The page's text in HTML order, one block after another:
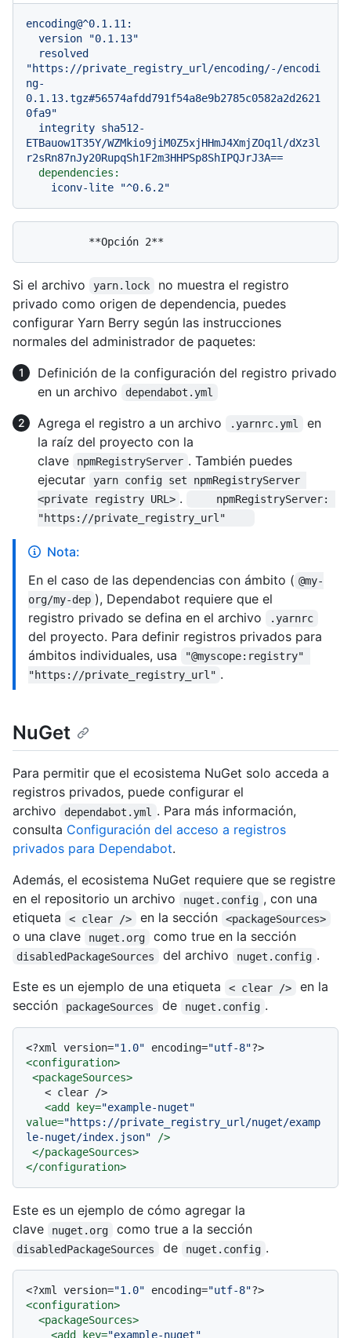
encoding@^0.1.11:
version
"0.1.13"
resolved
"https://private_registry_url/encoding/-/encodi
ng-
0.1.13.tgz#56574afdd791f54a8e9b2785c0582a2d2621
0fa9"
integrity sha512-
ETBauow1T35Y/WZMkio9jiM0Z5xjHHmJ4XmjZOq1l/dXz3l
r2sRn87nJy20RupqSh1F2m3HHPSp8ShIPQJrJ3A==
dependencies:
iconv-lite
"^0.6.2"
Si el archivo yarn.lock
no muestra el registro
privado como origen de dependencia, puedes
configurar Yarn Berry según las instrucciones
normales del administrador de paquetes:
Definición de la configuración del registro privado
en un archivo
dependabot.yml
Agrega el registro a un archivo .yarnrc.yml
en
la raíz del proyecto con la
clave
npmRegistryServer . También puedes
ejecutar
yarn config set npmRegistryServer
<private registry URL> .
    npmRegistryServer:
"https://private_registry_url"
Nota:
En el caso de las dependencias con ámbito ( @my-
org/my-dep ), Dependabot requiere que el
registro privado se defina en el archivo
.yarnrc
del proyecto. Para definir registros privados para
ámbitos individuales, usa
"@myscope:registry"
"https://private_registry_url" .
NuGet
Para permitir que el ecosistema NuGet solo acceda a
registros privados, puede configurar el
archivo
dependabot.yml
. Para más información,
consulta Configuración del acceso a registros
privados para Dependabot.
Además, el ecosistema NuGet requiere que se registre
en el repositorio un archivo
nuget.config , con una
etiqueta
< clear /> en la sección <packageSources>
o una clave nuget.org como true en la sección
disabledPackageSources del archivo nuget.config .
Este es un ejemplo de una etiqueta
< clear />
en la
sección
packageSources de nuget.config .
<?xml version="1.0" encoding="utf-8"?>
<configuration>
<packageSources>
<add key="example-nuget"
value="https://private_registry_url/nuget/examp
le-nuget/index.json" />
</packageSources>
</configuration>
Este es un ejemplo de cómo agregar la
clave
nuget.org como true a la sección
disabledPackageSources de nuget.config .
<?xml version="1.0" encoding="utf-8"?>
<configuration>
<packageSources>
<add key="example-nuget"